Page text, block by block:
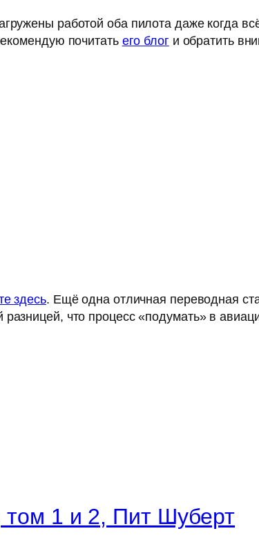
работой оба пилота даже когда
почитать его блог и обратить
здесь. Ещё одна отличная переводная
разницей, что процесс «подумать» в
том 1 и 2, Пит Шуберт